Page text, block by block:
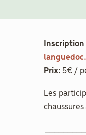
Prix: 5€ /
Les
chaussures